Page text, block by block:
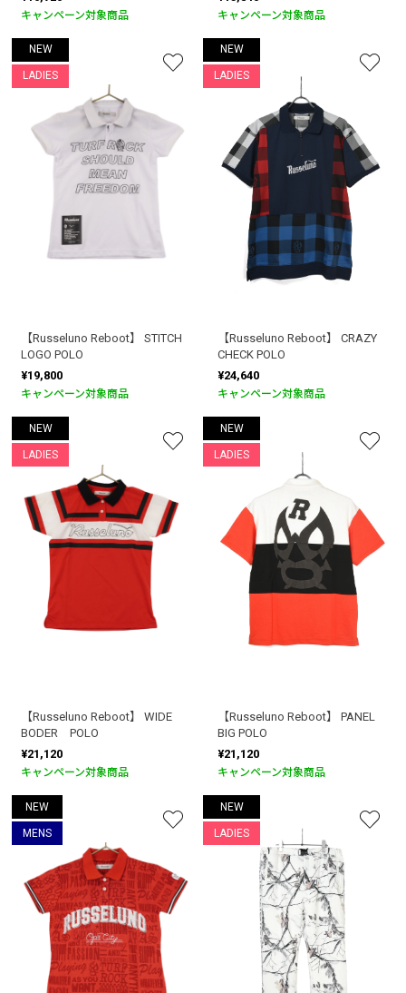
キャンペーン対象商品 キャンペーン対象商品
NEW
LADIES
【Russeluno Reboot】 STITCH
LOGO POLO
¥19,800
キャンペーン対象商品
NEW
LADIES
【Russeluno Reboot】 CRAZY
CHECK POLO
¥24,640
キャンペーン対象商品
NEW
LADIES
【Russeluno Reboot】 WIDE
BODER POLO
¥21,120
キャンペーン対象商品
NEW
LADIES
【Russeluno Reboot】 PANEL
BIG POLO
¥21,120
キャンペーン対象商品
NEW
MENS
NEW
LADIES